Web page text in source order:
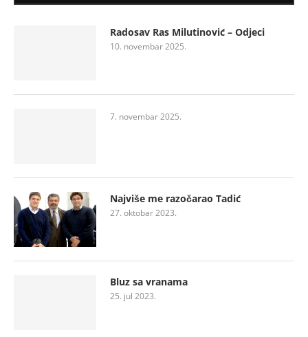
Radosav Ras Milutinović – Odjeci
10. novembar 2025.
7. novembar 2025.
Najviše me razočarao Tadić
27. oktobar 2023.
Bluz sa vranama
25. jul 2023.